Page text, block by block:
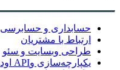
حسابداری و حسابرسی
ارتباط با مشتریان
طراحی وبسایت و سئو
یکپارچه‌سازی وAPI اودوو